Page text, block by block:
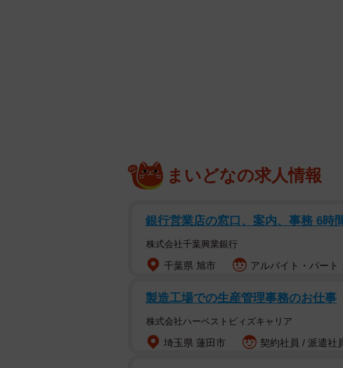
女子高校生への部員によるいじめもあった
報したのかと。下着であれ、何であれ、
罪、「窃盗罪」です。被害者もそれを知
育関係者であれば、その被害生徒を守る
匿の罪になります。今からでも、関係者
また、もし通報しているにもかかわらず
まいどなの求人情報
銀行営業店の窓口、案内、事務 6時
株式会社千葉興業銀行
千葉県 旭市 アルバイト・パート
製造工場での生産管理事務のお仕事
株式会社ハーベストビィズキャリア
埼玉県 蓮田市 契約社員 / 派遣社